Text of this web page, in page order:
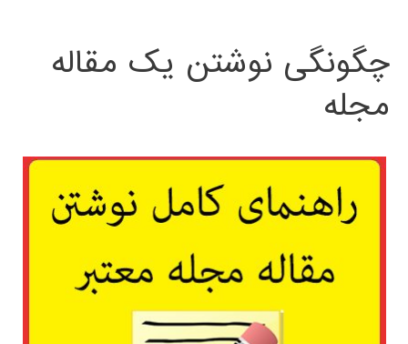
چگونگی نوشتن یک مقاله
مجله